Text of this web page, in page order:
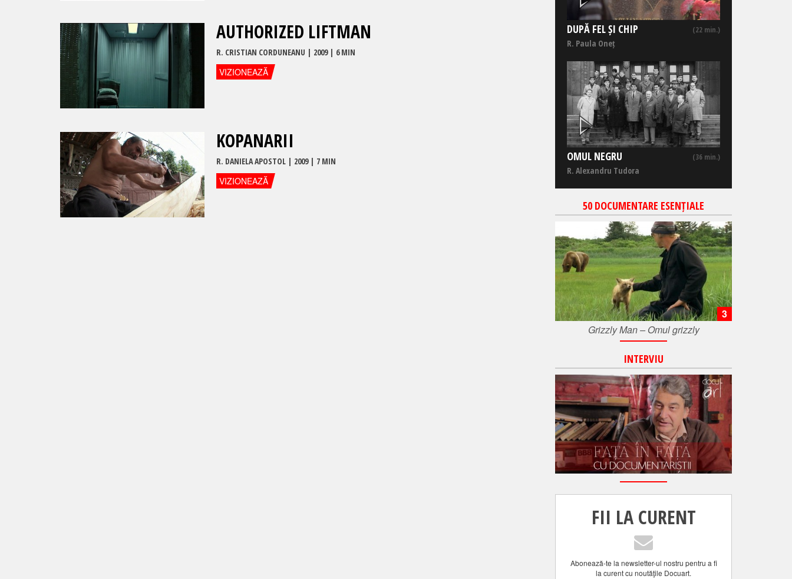
AUTHORIZED LIFTMAN
R. CRISTIAN CORDUNEANU | 2009| 6 MIN
VIZIONEAZĂ
KOPANARII
R. DANIELA APOSTOL | 2009| 7 MIN
VIZIONEAZĂ
DUPĂ FEL ȘI CHIP (22 min.)
R. Paula Oneț
OMUL NEGRU (36 min.)
R. Alexandru Tudora
50 DOCUMENTARE ESENȚIALE
Grizzly Man – Omul grizzly
3
INTERVIU
FII LA CURENT
Abonează-te la newsletter-ul nostru pentru a fi
la curent cu noutăţile Docuart.